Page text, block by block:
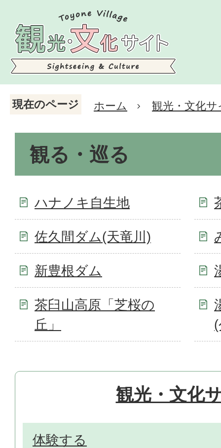
現在のページ ホーム 観光・文化サ
観る・巡る
ハナノキ自生地
佐久間ダム(天竜川)
新豊根ダム
茶臼山高原「芝桜の
丘」
観光・文化
体験する